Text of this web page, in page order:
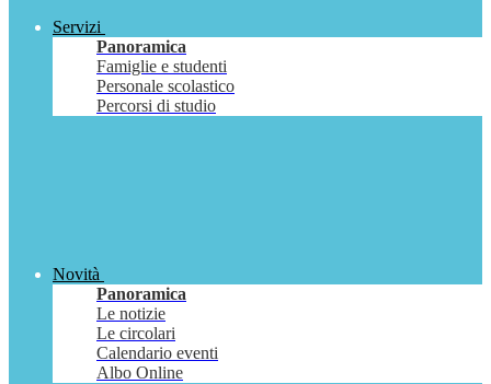
Servizi
Panoramica
Famiglie e studenti
Personale scolastico
Percorsi di studio
Novità
Panoramica
Le notizie
Le circolari
Calendario eventi
Albo Online